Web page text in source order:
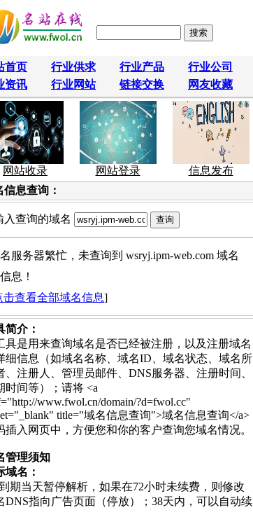
首页 行业供求 行业产品
行业公司
资讯
行业网站 链接交换 网友收藏
网站收录 网站登录
信息发布
信息查询：
入查询的域名
服务器繁忙，未查询到 wsryj.ipm-web.com 域名
息！
击查看全部域名信息]
简介：
具是用来查询域名是否已经被注册，以及注册域名
细信息（如域名名称、域名ID、域名状态、域名所
、注册人、管理员邮件、DNS服务器、注册时间、
时间等）；请将 <a
www.fwol.cn/domain/?d=fwol.cc"
title="域名信息查询">域名信息查询</a>
插入网页中，方便您和你的客户查询您域名情况。
管理须知
域名：
期当天暂停解析，如果在72小时未续费，则修改
DNS指向广告页面（停放）；38天内，可以自动续